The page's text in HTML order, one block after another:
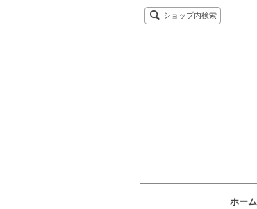
ショップ内検索
ホーム